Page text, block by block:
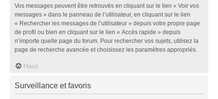
Vos messages peuvent être retrouvés en cliquant sur le lien « Voir vos
messages » dans le panneau de l’utilisateur, en cliquant sur le lien
« Rechercher les messages de l’utilisateur » depuis votre propre page
de profil ou bien en cliquant sur le lien « Accès rapide » depuis
n’importe quelle page du forum. Pour rechercher vos sujets, utilisez la
page de recherche avancée et choisissez les paramètres appropriés.
Haut
Surveillance et favoris